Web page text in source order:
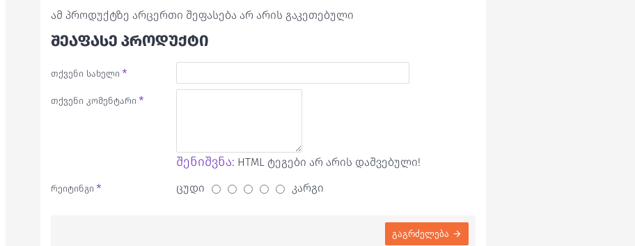
ამ პროდუქტზე არცერთი შეფასება არ არის გაკეთებული
ᲨᲔᲐᲤᲐᲡᲔ ᲞᲠᲝᲓᲣᲥᲢᲘ
თქვენი სახელი
თქვენი კომენტარი
შენიშვნა: HTML ტეგები არ არის დაშვებული!
რეიტინგი ცუდი კარგი
გაგრძელება